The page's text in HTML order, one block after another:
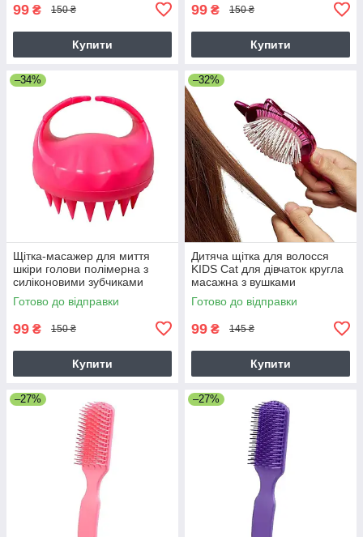
99 ₴ 150 ₴
Купити
99 ₴ 150 ₴
Купити
–34%
Щітка-масажер для миття
шкіри голови полімерна з
силіконовими зубчиками
(червоний)
Готово до відправки
99 ₴ 150 ₴
Купити
–32%
Дитяча щітка для волосся
KIDS Cat для дівчаток кругла
масажна з вушками
(вишнева)
Готово до відправки
99 ₴ 145 ₴
Купити
–27% –27%